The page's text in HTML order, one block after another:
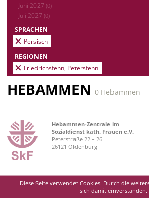
Juni 2027 (0)
Juli 2027 (0)
SPRACHEN
Persisch
REGIONEN
Friedrichsfehn, Petersfehn
HEBAMMEN 0 Hebammen
Hebammen-Zentrale im
Sozialdienst kath. Frauen e.V.
Peterstraße 22 – 26
26121 Oldenburg
Diese Seite verwendet Cookies. Durch die
sich damit einverstanden.